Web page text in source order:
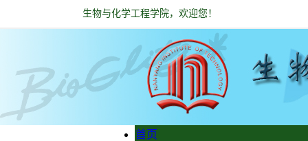
生物与化学工程学院，欢迎您！
首页